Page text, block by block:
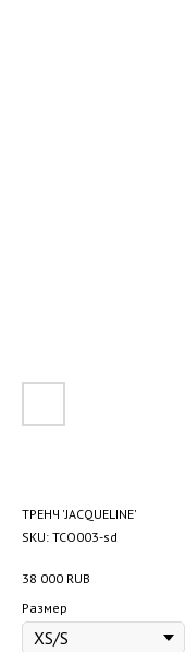
ТРЕНЧ 'JACQUELINE'
SKU: TCO003-sd
38 000 RUB
Размер